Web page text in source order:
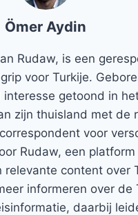
Ömer Aydin
Rudaw, is een
voor Turkije.
getoond in
zijn thuisland met de
voor
Rudaw, een
content over
informeren over de
daarbij